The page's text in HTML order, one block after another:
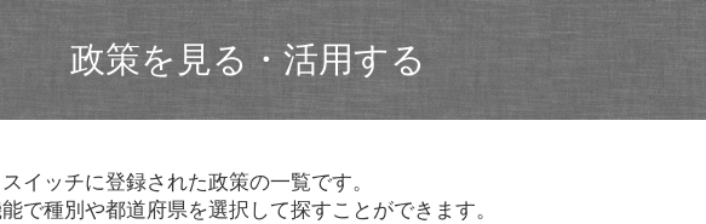
政策を見る・活用する
イッチに登録された政策の一覧です。
で種別や都道府県を選択して探すことができます。